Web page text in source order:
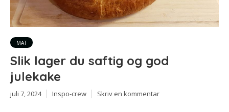
MAT
Slik lager du saftig og god
julekake
juli 7, 2024 Inspo-crew Skriv en kommentar